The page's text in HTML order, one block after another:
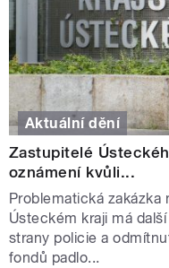
Aktuální dění
Zastupitelé
oznámení kvůli...
Problematická zakázka
Ústeckém kraji má
strany policie a
fondů padlo...